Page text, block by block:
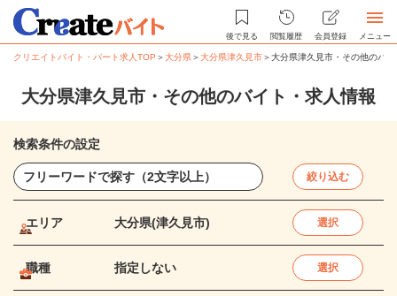
後で見る 閲覧履歴 会員登録 メニュー
クリエイトバイト・パート求人TOP ＞大分県＞大分県津久見市＞大分県津久見市・その他のバ
大分県津久見市・その他のバイト・求人情報
検索条件の設定
絞り込む
エリア 大分県(津久見市) 選択
職種 指定しない 選択